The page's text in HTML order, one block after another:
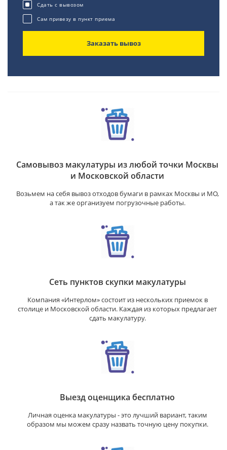
Сдать с вывозом
Сам привезу в пункт приема
Заказать вывоз
Самовывоз макулатуры из любой точки Москвы
и Московской области
Возьмем на себя вывоз отходов бумаги в рамках Москвы и МО,
а так же организуем погрузочные работы.
Сеть пунктов скупки макулатуры
Компания «Интерлом» состоит из нескольких приемок в
столице и Московской области. Каждая из которых предлагает
сдать макулатуру.
Выезд оценщика бесплатно
Личная оценка макулатуры - это лучший вариант, таким
образом мы можем сразу назвать точную цену покупки.